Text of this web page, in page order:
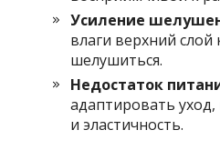
Усиление
влаги верхний
шелушиться.
Недостаток
адаптировать уход,
и эластичность.